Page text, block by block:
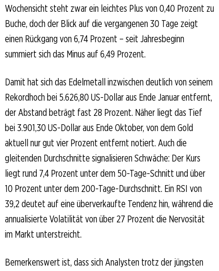
Wochensicht steht zwar ein leichtes Plus von 0,40 Prozent zu
Buche, doch der Blick auf die vergangenen 30 Tage zeigt
einen Rückgang von 6,74 Prozent – seit Jahresbeginn
summiert sich das Minus auf 6,49 Prozent.
Damit hat sich das Edelmetall inzwischen deutlich von seinem
Rekordhoch bei 5.626,80 US-Dollar aus Ende Januar entfernt,
der Abstand beträgt fast 28 Prozent. Näher liegt das Tief
bei 3.901,30 US-Dollar aus Ende Oktober, von dem Gold
aktuell nur gut vier Prozent entfernt notiert. Auch die
gleitenden Durchschnitte signalisieren Schwäche: Der Kurs
liegt rund 7,4 Prozent unter dem 50-Tage-Schnitt und über
10 Prozent unter dem 200-Tage-Durchschnitt. Ein RSI von
39,2 deutet auf eine überverkaufte Tendenz hin, während die
annualisierte Volatilität von über 27 Prozent die Nervosität
im Markt unterstreicht.
Bemerkenswert ist, dass sich Analysten trotz der jüngsten